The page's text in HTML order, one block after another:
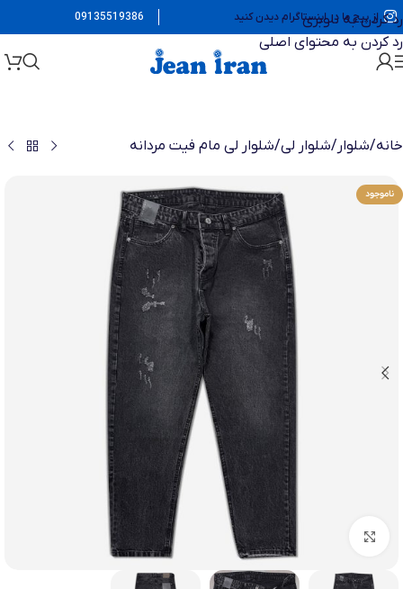
رد کردن به ناوبری
رد کردن به محتوای اصلی
از پیج ما در اینستاگرام دیدن کنید 09135519386
خانه/شلوار /شلوار لی/شلوار لی مام فیت مردانه
ناموجود
بزرگنمایی تصویر